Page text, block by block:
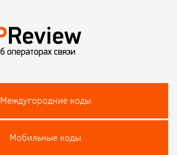
Междугородние коды
Мобильные коды